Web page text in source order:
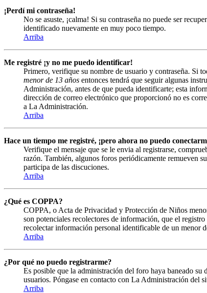
¡Perdí mi contraseña!
No se asuste, ¡calma! Si su contraseña no puede ser
identificado nuevamente en muy poco tiempo.
Arriba
Me registré ¡y no me puedo identificar!
Primero, verifique su nombre de usuario y contraseña. Si
menor de 13 años entonces tendrá que seguir algunas
Administración, antes de que pueda identificarte; esta
dirección de correo electrónico que proporcionó no es
a La Administración.
Arriba
Hace un tiempo me registré, ¡pero ahora no puedo
Verifique el mensaje que se le envia al registrarse,
razón. También, algunos foros periódicamente remueven
participa de las discuciones.
Arriba
¿Qué es COPPA?
COPPA, o Acta de Privacidad y Protección de Niños
son potenciales recolectores de información, que el
recolectar información personal identificable de un menor
Arriba
¿Por qué no puedo registrarme?
Es posible que la administración del foro haya baneado
usuarios. Póngase en contacto con La Administración del
Arriba